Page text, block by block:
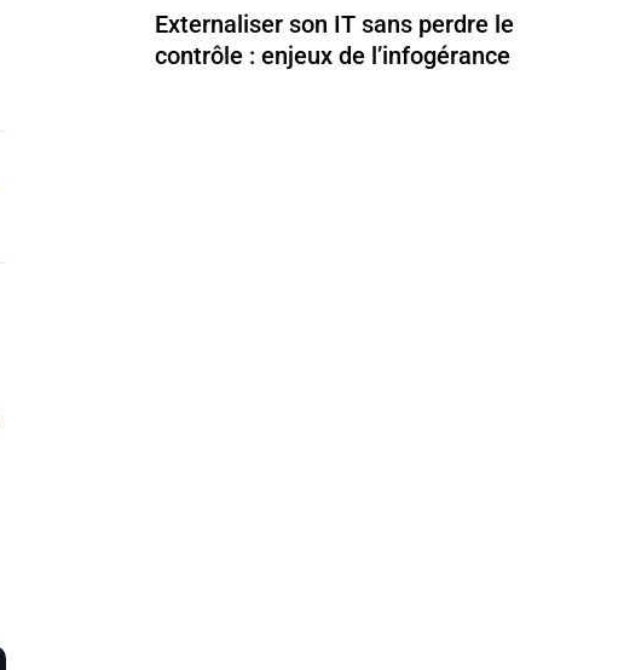
Externaliser son IT sans perdre le
contrôle : enjeux de l’infogérance